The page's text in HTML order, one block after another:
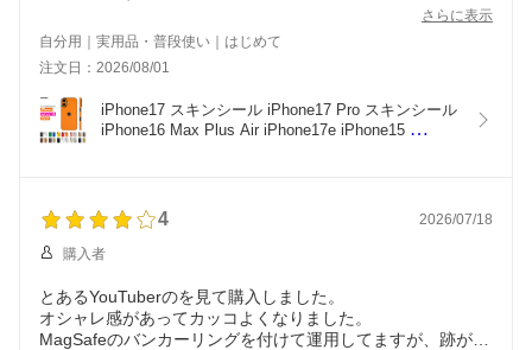
質感も素晴らしいです。
自分のiPhoneを見るたびに嬉しくなります。
ただ、綺麗に貼るのが難しいです。
さらに表示
自分用｜実用品・普段使い｜はじめて
注文日：2026/08/01
iPhone17 スキンシール iPhone17 Pro スキンシール
iPhone16 Max Plus Air iPhone17e iPhone15
4 2026/07/18
購入者
とあるYouTuberのを見て購入しました。
オシャレ感があってカッコよくなりました。
MagSafeのバンカーリングを付けて運用してますが、跡が薄